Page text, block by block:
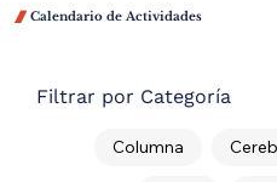
Filtrar por Categoría
Columna
 Calendario de Actividades